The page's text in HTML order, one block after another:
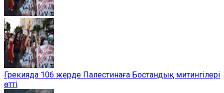
Грекияда 106 жерде Палестинаға Бостандық митингілері
өтті